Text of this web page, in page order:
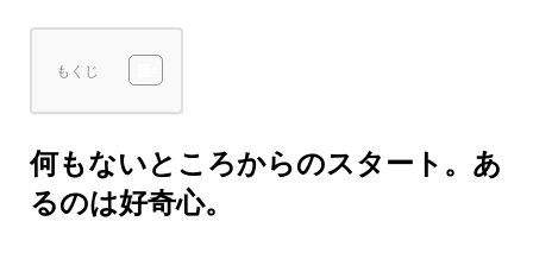
もくじ
何もないところからのスタート。あ
るのは好奇心。